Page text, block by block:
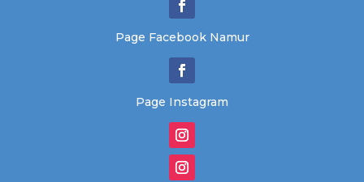
Page Facebook Namur
Page Instagram